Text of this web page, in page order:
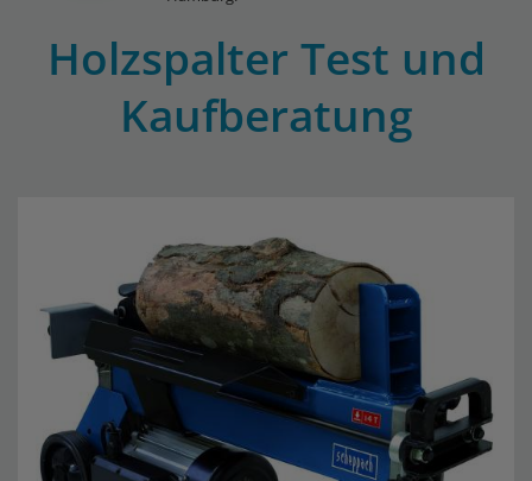
Holzspalter Test und
Kaufberatung